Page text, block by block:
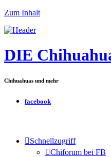
Zum Inhalt
DIE
Chihuahuas und mehr
facebook
Schnellzugriff
Chiforum bei FB